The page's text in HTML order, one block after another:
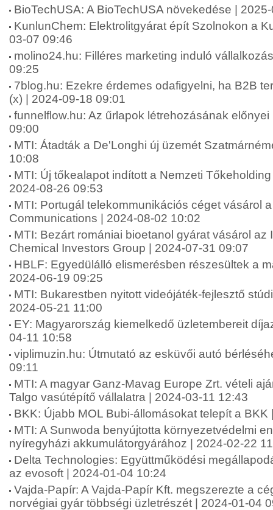
BioTechUSA: A BioTechUSA növekedése |
KunlunChem: Elektrolitgyárat épít Szolnokon a
03-07 09:46
molino24.hu: Filléres marketing induló
09:25
7blog.hu: Ezekre érdemes odafigyelni, ha B2B
(x) | 2024-09-18 09:01
funnelflow.hu: Az űrlapok létrehozásának
09:00
MTI: Átadták a De'Longhi új üzemét
10:08
MTI: Új tőkealapot indított a Nemzeti
2024-08-26 09:53
MTI: Portugál telekommunikációs céget vásárol
Communications | 2024-08-02 10:02
MTI: Bezárt romániai bioetanol gyárat vásárol az
Chemical Investors Group | 2024-07-31 09:07
HBLF: Egyedülálló elismerésben részesültek a
2024-06-19 09:25
MTI: Bukarestben nyitott videójáték-fejlesztő
2024-05-21 11:00
EY: Magyarország kiemelkedő üzletembereit
04-11 10:58
viplimuzin.hu: Útmutató az esküvői autó
09:11
MTI: A magyar Ganz-Mavag Europe Zrt. vételi
Talgo vasútépítő vállalatra | 2024-03-11 12:43
BKK: Újabb MOL Bubi-állomásokat telepít a BKK
MTI: A Sunwoda benyújtotta környezetvédelmi
nyíregyházi akkumulátorgyárához | 2024-02-22
Delta Technologies: Együttműködési
az evosoft | 2024-01-04 10:24
Vajda-Papír: A Vajda-Papír Kft. megszerezte a
norvégiai gyár többségi üzletrészét | 2024-01-04